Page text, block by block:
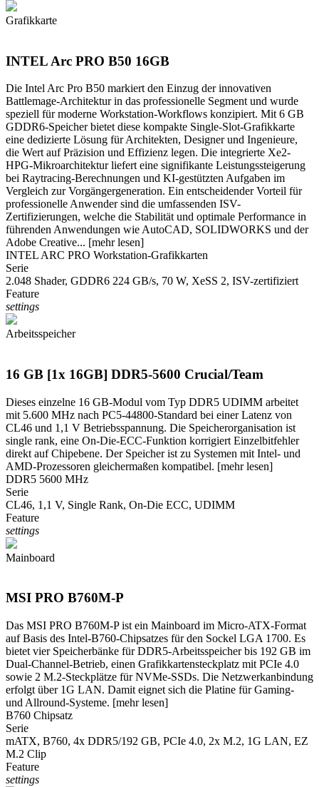
Grafikkarte
INTEL Arc PRO B50 16GB
Die Intel Arc Pro B50 markiert den Einzug der innovativen
Battlemage-Architektur in das professionelle Segment und wurde
speziell für moderne Workstation-Workflows konzipiert. Mit 6 GB
GDDR6-Speicher bietet diese kompakte Single-Slot-Grafikkarte
eine dedizierte Lösung für Architekten, Designer und Ingenieure,
die Wert auf Präzision und Effizienz legen. Die integrierte Xe2-
HPG-Mikroarchitektur liefert eine signifikante Leistungssteigerung
bei Raytracing-Berechnungen und KI-gestützten Aufgaben im
Vergleich zur Vorgängergeneration. Ein entscheidender Vorteil für
professionelle Anwender sind die umfassenden ISV-
Zertifizierungen, welche die Stabilität und optimale Performance in
führenden Anwendungen wie AutoCAD, SOLIDWORKS und der
Adobe Creative... [mehr lesen]
INTEL ARC PRO Workstation-Grafikkarten
Serie
2.048 Shader, GDDR6 224 GB/s, 70 W, XeSS 2, ISV-zertifiziert
Feature
settings
Arbeitsspeicher
16 GB [1x 16GB] DDR5-5600 Crucial/Team
Dieses einzelne 16 GB-Modul vom Typ DDR5 UDIMM arbeitet
mit 5.600 MHz nach PC5-44800-Standard bei einer Latenz von
CL46 und 1,1 V Betriebsspannung. Die Speicherorganisation ist
single rank, eine On-Die-ECC-Funktion korrigiert Einzelbitfehler
direkt auf Chipebene. Der Speicher ist zu Systemen mit Intel- und
AMD-Prozessoren gleichermaßen kompatibel. [mehr lesen]
DDR5 5600 MHz
Serie
CL46, 1,1 V, Single Rank, On-Die ECC, UDIMM
Feature
settings
Mainboard
MSI PRO B760M-P
Das MSI PRO B760M-P ist ein Mainboard im Micro-ATX-Format
auf Basis des Intel-B760-Chipsatzes für den Sockel LGA 1700. Es
bietet vier Speicherbänke für DDR5-Arbeitsspeicher bis 192 GB im
Dual-Channel-Betrieb, einen Grafikkartensteckplatz mit PCIe 4.0
sowie 2 M.2-Steckplätze für NVMe-SSDs. Die Netzwerkanbindung
erfolgt über 1G LAN. Damit eignet sich die Platine für Gaming-
und Allround-Systeme. [mehr lesen]
B760 Chipsatz
Serie
mATX, B760, 4x DDR5/192 GB, PCIe 4.0, 2x M.2, 1G LAN, EZ
M.2 Clip
Feature
settings